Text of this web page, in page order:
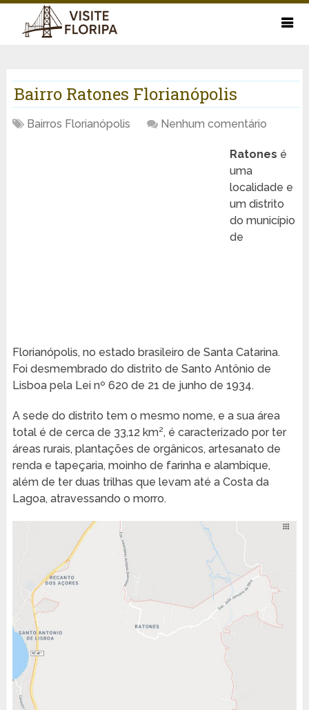
Bairro Ratones Florianópolis
Bairros Florianópolis Nenhum comentário
Ratones é
uma
localidade e
um distrito
do município
de
Florianópolis, no estado brasileiro de Santa Catarina.
Foi desmembrado do distrito de Santo Antônio de
Lisboa pela Lei nº 620 de 21 de junho de 1934.
A sede do distrito tem o mesmo nome, e a sua área
total é de cerca de 33,12 km², é caracterizado por ter
áreas rurais, plantações de orgânicos, artesanato de
renda e tapeçaria, moinho de farinha e alambique,
além de ter duas trilhas que levam até a Costa da
Lagoa, atravessando o morro.